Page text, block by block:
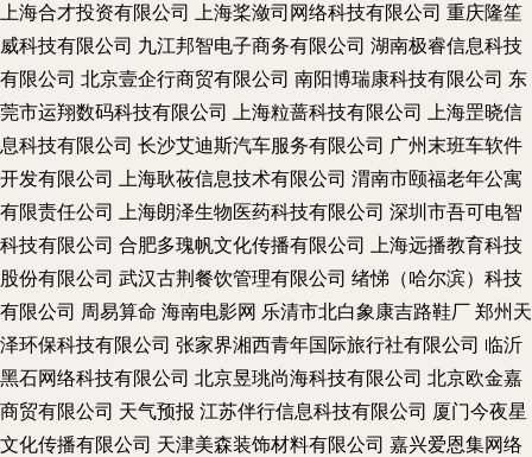
上海合才投资有限公司 上海桨潋司网络科技有限公司 重庆隆笙
威科技有限公司 九江邦智电子商务有限公司 湖南极睿信息科技
有限公司 北京壹企行商贸有限公司 南阳博瑞康科技有限公司 东
莞市运翔数码科技有限公司 上海粒蔷科技有限公司 上海罡晓信
息科技有限公司 长沙艾迪斯汽车服务有限公司 广州末班车软件
开发有限公司 上海耿莜信息技术有限公司 渭南市颐福老年公寓
有限责任公司 上海朗泽生物医药科技有限公司 深圳市吾可电智
科技有限公司 合肥多瑰帆文化传播有限公司 上海远播教育科技
股份有限公司 武汉古荆餐饮管理有限公司 绪悌（哈尔滨）科技
有限公司 周易算命 海南电影网 乐清市北白象康吉路鞋厂 郑州天
泽环保科技有限公司 张家界湘西青年国际旅行社有限公司 临沂
黑石网络科技有限公司 北京昱珧尚海科技有限公司 北京欧金嘉
商贸有限公司 天气预报 江苏伴行信息科技有限公司 厦门今夜星
文化传播有限公司 天津美森装饰材料有限公司 嘉兴爱恩集网络